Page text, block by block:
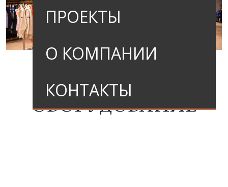
ПРОЕКТЫ
О КОМПАНИИ
КОНТАКТЫ
ОБОРУДОВАНИЕ